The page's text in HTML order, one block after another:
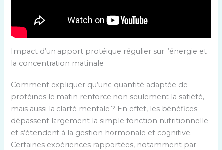
Impact d’un apport protéique régulier sur l’énergie et
la concentration matinale
Comment expliquer qu’une quantité adaptée de
protéines le matin renforce non seulement la satiété,
mais aussi la clarté mentale ? En effet, les bénéfices
dépassent largement la simple fonction nutritionnelle
et s’étendent à la gestion hormonale et cognitive.
Certaines expériences rapportées, notamment par